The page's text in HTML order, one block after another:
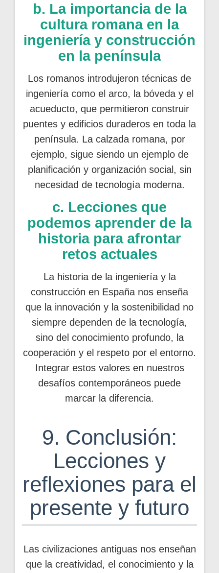
b. La importancia de la
cultura romana en la
ingeniería y construcción
en la península
Los romanos introdujeron técnicas de
ingeniería como el arco, la bóveda y el
acueducto, que permitieron construir
puentes y edificios duraderos en toda la
península. La calzada romana, por
ejemplo, sigue siendo un ejemplo de
planificación y organización social, sin
necesidad de tecnología moderna.
c. Lecciones que
podemos aprender de la
historia para afrontar
retos actuales
La historia de la ingeniería y la
construcción en España nos enseña
que la innovación y la sostenibilidad no
siempre dependen de la tecnología,
sino del conocimiento profundo, la
cooperación y el respeto por el entorno.
Integrar estos valores en nuestros
desafíos contemporáneos puede
marcar la diferencia.
9. Conclusión:
Lecciones y
reflexiones para el
presente y futuro
Las civilizaciones antiguas nos enseñan
que la creatividad, el conocimiento y la